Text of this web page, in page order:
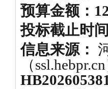
预算金额：
投标截止时间
信息来源：
（